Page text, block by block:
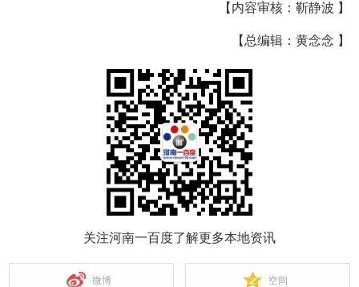
【内容审核：靳静波 】
【总编辑：黄念念 】
关注河南一百度了解更多本地资讯
微博 空间